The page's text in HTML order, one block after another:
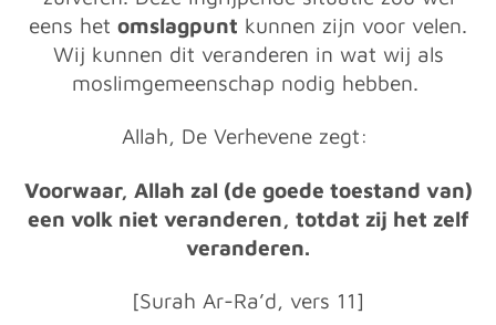
eens het omslagpunt kunnen zijn voor velen.
Wij kunnen dit veranderen in wat wij als
moslimgemeenschap nodig hebben.
Allah, De Verhevene zegt:
Voorwaar, Allah zal (de goede toestand van)
een volk niet veranderen, totdat zij het zelf
veranderen.
[Surah Ar-Ra’d, vers 11]